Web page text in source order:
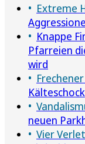
Extreme
Knappe
Pfarreien
wird
Kälteschock
neuen
Vier